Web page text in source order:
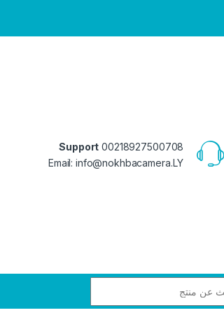
Support 00218927500708
Email: info@nokhbacamera.LY